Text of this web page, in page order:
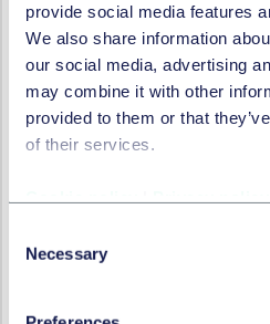
provide social media features
We also share information
our social media, advertising
may combine it with other
provided to them or that
of their services.
Selection
Necessary
29. April 2022
vonDr. Axel Frhr. von
(L.S.E.), CIPP/E,
2022 Cyber-
Sicherheit –
| Tech & Law TV